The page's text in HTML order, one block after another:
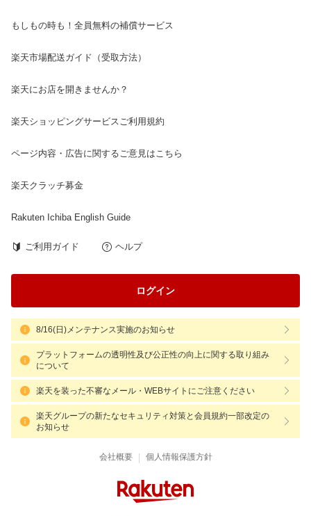
もしもの時も！全員無料の補償サービス
楽天市場配送ガイド（受取方法）
楽天にお店を開きませんか？
楽天ショッピングサービスご利用規約
ページ内容・広告に関するご意見はこちら
楽天クラッチ募金
Rakuten Ichiba English Guide
ご利用ガイド ヘルプ
ログイン
8/16(日)メンテナンス実施のお知らせ
プラットフォームの透明性及び公正性の向上に関する取り組み
について
楽天を装った不審なメール・WEBサイトにご注意ください
楽天グループの新たなセキュリティ対策と会員規約一部改定の
お知らせ
会社概要 | 個人情報保護方針